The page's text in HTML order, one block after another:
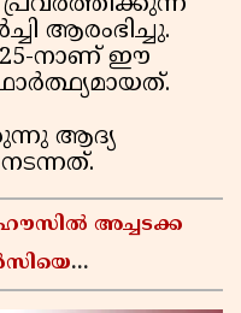
ആരംഭിച്ചു.
25-നാണ് ഈ
ആദ്യ
അച്ചടക്ക